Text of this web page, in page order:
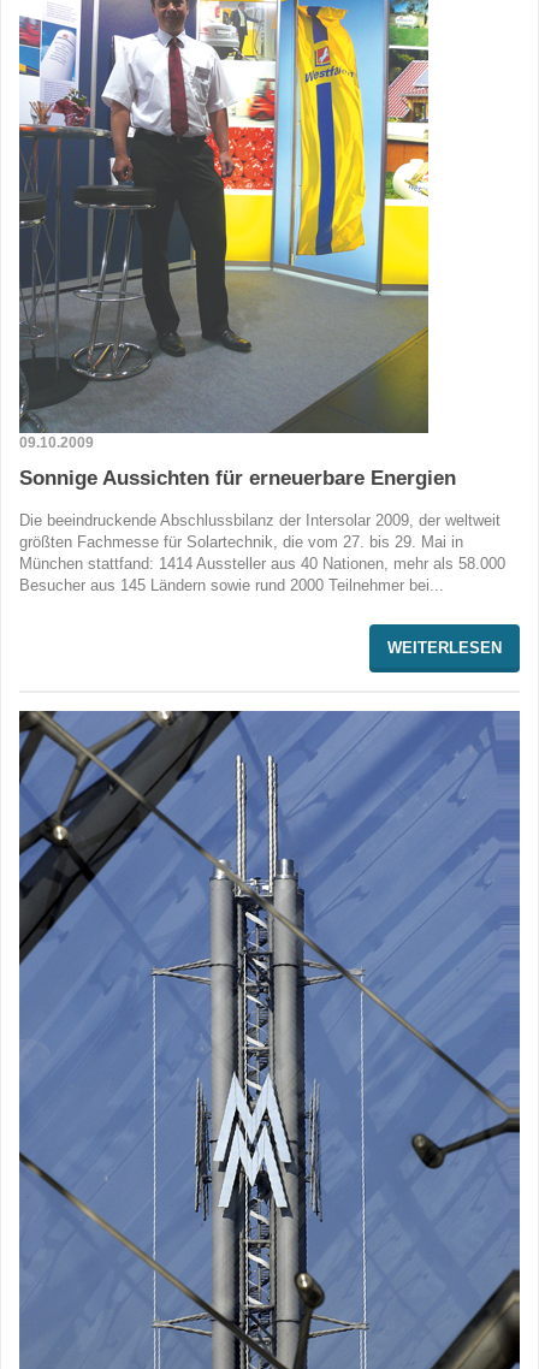
09.10.2009
Sonnige Aussichten für erneuerbare Energien
Die beeindruckende Abschlussbilanz der Intersolar 2009, der weltweit
größten Fachmesse für Solartechnik, die vom 27. bis 29. Mai in
München stattfand: 1414 Aussteller aus 40 Nationen, mehr als 58.000
Besucher aus 145 Ländern sowie rund 2000 Teilnehmer bei...
WEITERLESEN